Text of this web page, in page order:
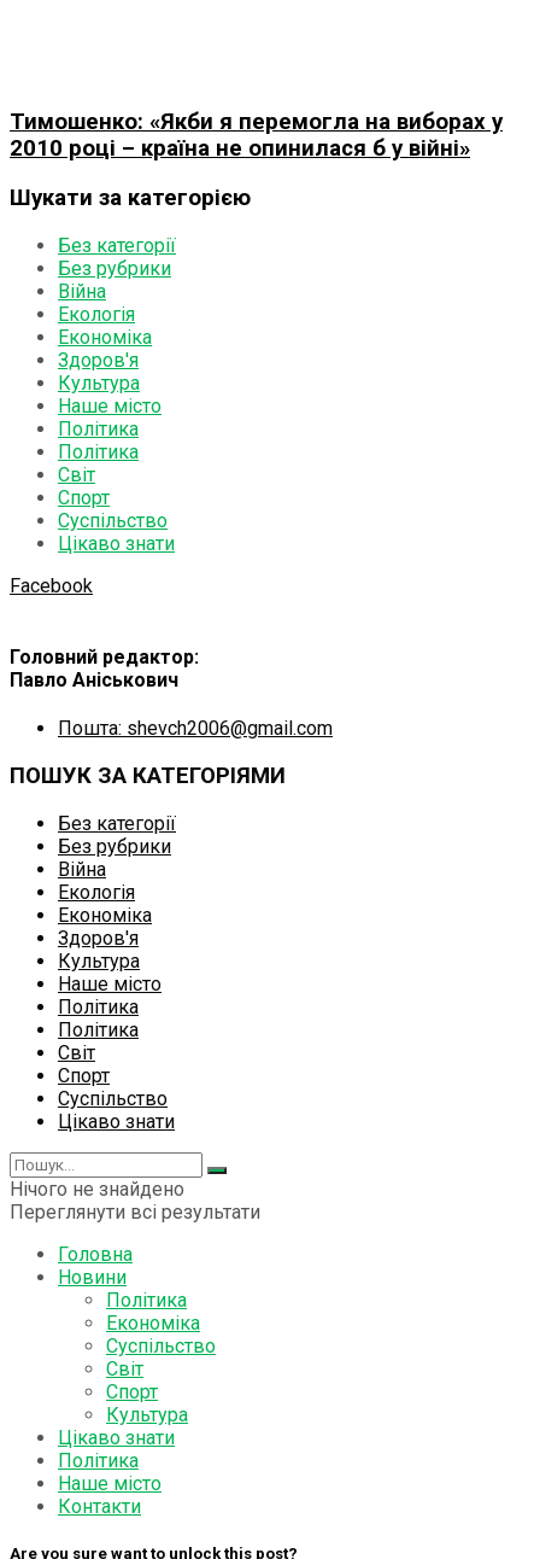
Тимошенко: «Якби я перемогла на виборах у
2010 році – країна не опинилася б у війні»
Шукати за категорією
Без категорії
Без рубрики
Війна
Екологія
Економіка
Здоров'я
Культура
Наше місто
Політика
Політика
Світ
Спорт
Суспільство
Цікаво знати
Facebook
Головний редактор:
Павло Аніськович
Пошта: shevch2006@gmail.com
ПОШУК ЗА КАТЕГОРІЯМИ
Без категорії
Без рубрики
Війна
Екологія
Економіка
Здоров'я
Культура
Наше місто
Політика
Політика
Світ
Спорт
Суспільство
Цікаво знати
Нічого не знайдено
Переглянути всі результати
Головна
Новини
Політика
Економіка
Суспільство
Світ
Спорт
Культура
Цікаво знати
Політика
Наше місто
Контакти
Are you sure want to unlock this post?